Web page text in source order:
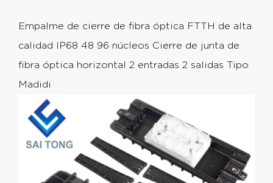
Empalme de cierre de fibra óptica FTTH de alta
calidad IP68 48 96 núcleos Cierre de junta de
fibra óptica horizontal 2 entradas 2 salidas Tipo
Madidi